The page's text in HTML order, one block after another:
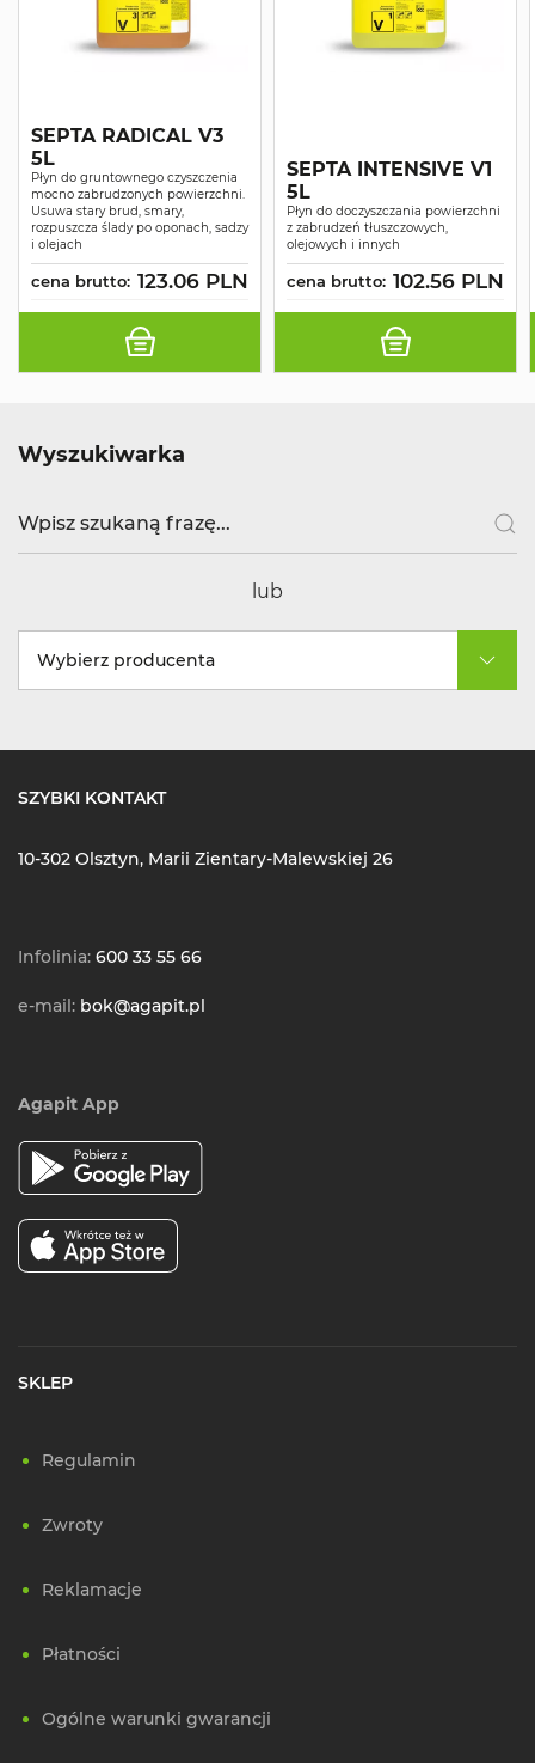
SEPTA RADICAL V3
5L
Płyn do gruntownego czyszczenia
mocno zabrudzonych powierzchni.
Usuwa stary brud, smary,
rozpuszcza ślady po oponach, sadzy
i olejach
cena brutto: 123.06 PLN
SEPTA INTENSIVE V1
5L
Płyn do doczyszczania powierzchni
z zabrudzeń tłuszczowych,
olejowych i innych
cena brutto: 102.56 PLN
Wyszukiwarka
lub
Wybierz producenta
SZYBKI KONTAKT
10-302 Olsztyn, Marii Zientary-Malewskiej 26
Infolinia: 600 33 55 66
e-mail: bok@agapit.pl
Agapit App
SKLEP
Regulamin
Zwroty
Reklamacje
Płatności
Ogólne warunki gwarancji